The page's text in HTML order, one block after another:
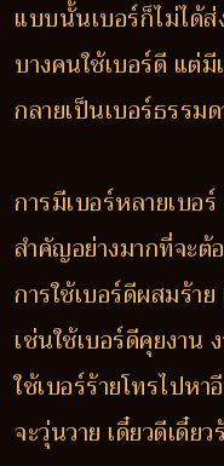
แบบนั้นเบอร์ก็ไม่ได้ส่
บางคนใช้เบอร์ดี แต่
กลายเป็นเบอร์ธรรมด
การมีเบอร์หลายเบอร์
สำคัญอย่างมากที่จะต้
การใช้เบอร์ดีผสมร้า
เช่นใช้เบอร์ดีคุยงาน
ใช้เบอร์ร้ายโทรไปห
จะวุ่นวาย เดี๋ยวดีเดี๋ย